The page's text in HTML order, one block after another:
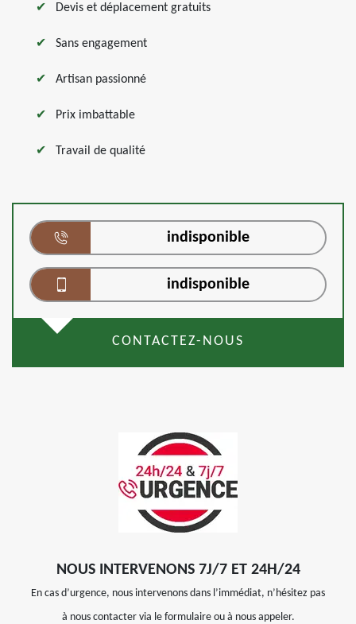
Devis et déplacement gratuits
Sans engagement
Artisan passionné
Prix imbattable
Travail de qualité
indisponible
indisponible
CONTACTEZ-NOUS
NOUS INTERVENONS 7J/7 ET 24H/24
En cas d’urgence, nous intervenons dans l’immédiat, n’hésitez pas
à nous contacter via le formulaire ou à nous appeler.